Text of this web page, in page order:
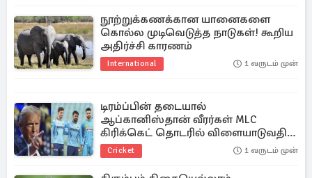
நூற்றுக்கணக்கான யானைகளை
கொல்ல முடிவெடுத்த நாடுகள்! கூறிய
அதிர்ச்சி காரணம்
International 1 வருடம் முன்
டிரம்ப்பின் தடையால்
ஆப்கானிஸ்தான் வீரர்கள் MLC
கிரிக்கெட் தொடரில் விளையாடுவதில்
சிக்கல்
Cricket 1 வருடம் முன்